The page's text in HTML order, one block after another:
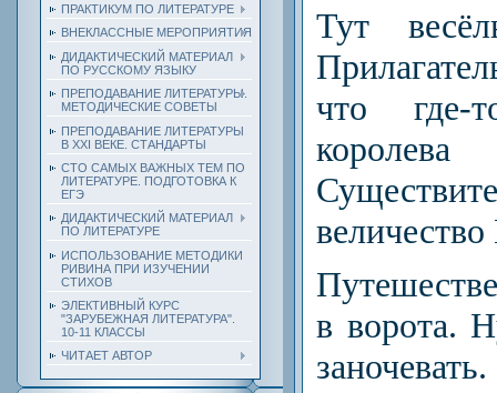
ПРАКТИКУМ ПО ЛИТЕРАТУРЕ
ВНЕКЛАССНЫЕ МЕРОПРИЯТИЯ
ДИДАКТИЧЕСКИЙ МАТЕРИАЛ
ПО РУССКОМУ ЯЗЫКУ
ПРЕПОДАВАНИЕ ЛИТЕРАТУРЫ.
МЕТОДИЧЕСКИЕ СОВЕТЫ
ПРЕПОДАВАНИЕ ЛИТЕРАТУРЫ
В XXI ВЕКЕ. СТАНДАРТЫ
СТО САМЫХ ВАЖНЫХ ТЕМ ПО
ЛИТЕРАТУРЕ. ПОДГОТОВКА К
ЕГЭ
ДИДАКТИЧЕСКИЙ МАТЕРИАЛ
ПО ЛИТЕРАТУРЕ
ИСПОЛЬЗОВАНИЕ МЕТОДИКИ
РИВИНА ПРИ ИЗУЧЕНИИ
СТИХОВ
ЭЛЕКТИВНЫЙ КУРС
"ЗАРУБЕЖНАЯ ЛИТЕРАТУРА".
10-11 КЛАССЫ
ЧИТАЕТ АВТОР
Тут
что где-
величество
в ворота.